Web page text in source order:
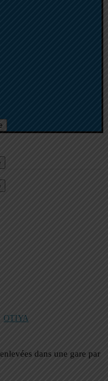
OTIYA
dans une gare par